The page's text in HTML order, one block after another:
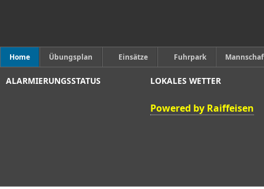
Home Übungsplan Einsätze Fuhrpark
ALARMIERUNGSSTATUS LOKALES WETTER
Powered by Raiffeisen